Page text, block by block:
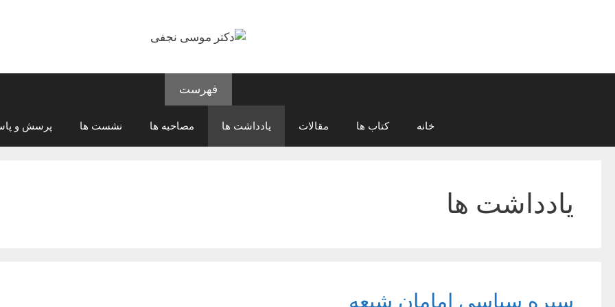
فهرست
خانه کتاب ها مقالات یادداشت ها مصاحبه ها نشست ها پرسش و
یادداشت ها
سیره سیاسی امامان شیعه